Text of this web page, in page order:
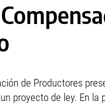
de Productores
proyecto de ley. En